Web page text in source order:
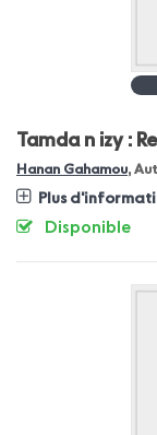
Tamda n izy :
Hanan Gahamou,
Plus
Disponible